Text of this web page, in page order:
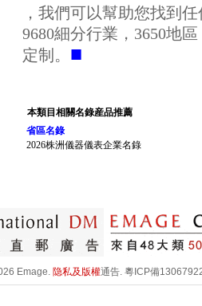
，我們可以幫助您找到
9680細分行業，3650地
定制。 ■
本類目相關名錄産品推薦
省區名錄
2026株洲儀器儀表企業名錄
Emage. 隐私及版權通告. 粵ICP備